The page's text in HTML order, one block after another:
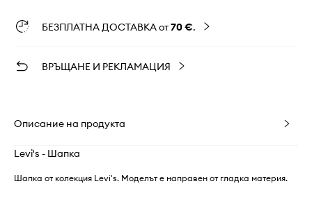
БЕЗПЛАТНА ДОСТАВКА от70 €.
ВРЪЩАНЕ И РЕКЛАМАЦИЯ
Описание на продукта
Levi's - Шапка
Шапка от колекция Levi's. Моделът е направен от гладка материя.